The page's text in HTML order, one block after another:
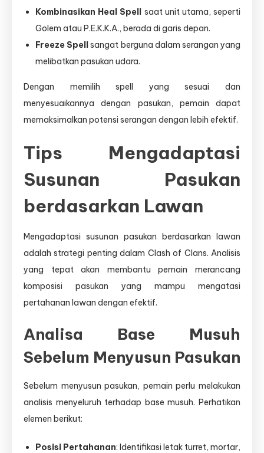
Kombinasikan Heal Spell saat unit utama, seperti
Golem atau P.E.K.K.A., berada di garis depan.
Freeze Spellsangat berguna dalam serangan yang
melibatkan pasukan udara.
Dengan memilih spell yang sesuai dan
menyesuaikannya dengan pasukan, pemain dapat
memaksimalkan potensi serangan dengan lebih efektif.
Tips Mengadaptasi
Susunan Pasukan
berdasarkan Lawan
Mengadaptasi susunan pasukan berdasarkan lawan
adalah strategi penting dalam Clash of Clans. Analisis
yang tepat akan membantu pemain merancang
komposisi pasukan yang mampu mengatasi
pertahanan lawan dengan efektif.
Analisa Base Musuh
Sebelum Menyusun Pasukan
Sebelum menyusun pasukan, pemain perlu melakukan
analisis menyeluruh terhadap base musuh. Perhatikan
elemen berikut:
Posisi Pertahanan: Identifikasi letak turret, mortar,